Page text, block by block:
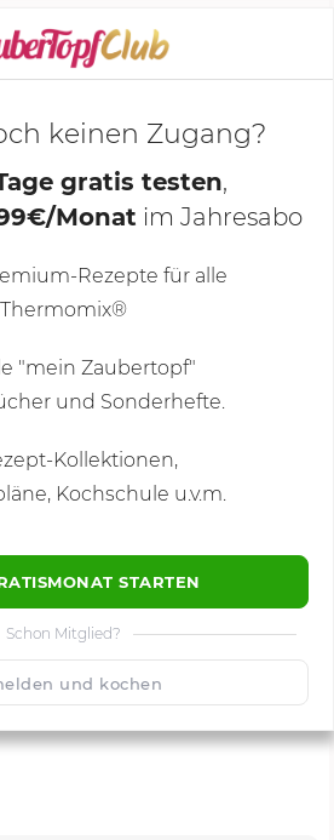
STARTEN
keinen Zugang?
gratis testen,
Monat im Jahresabo
Rezepte für alle
"mein Zaubertopf"
und Sonderhefte.
Kollektionen,
Kochschule u.v.m.
STARTEN
Schon Mitglied?
und kochen
(2)
Speichern